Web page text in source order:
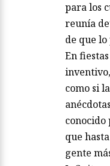
para los
reunía
de que
En
como si
conocido
que
gente